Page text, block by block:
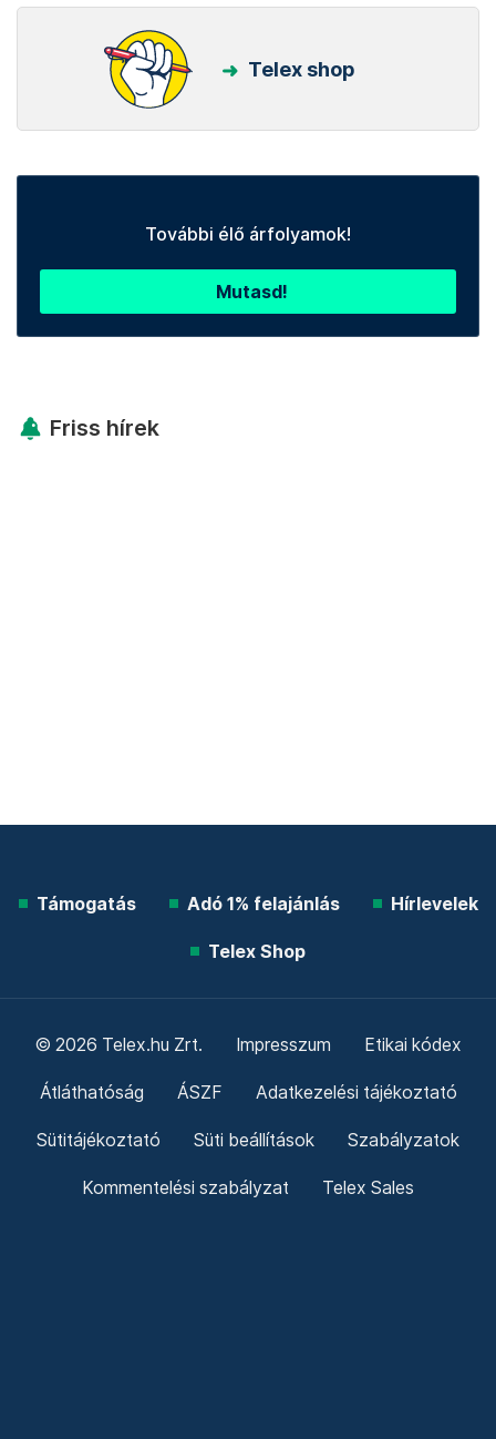
Telex shop
További élő árfolyamok!
Mutasd!
Friss hírek
Támogatás Adó 1% felajánlás Hírlevelek
Telex Shop
© 2026 Telex.hu Zrt. Impresszum Etikai kódex
Átláthatóság ÁSZF Adatkezelési tájékoztató
Sütitájékoztató Süti beállítások Szabályzatok
Kommentelési szabályzat Telex Sales